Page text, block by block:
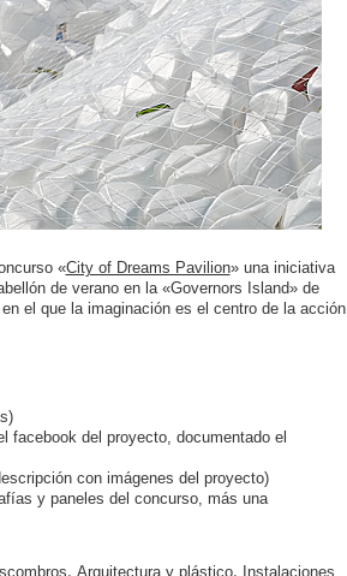
«City of Dreams Pavilion» una iniciativa
de verano en la «Governors Island» de
el que la imaginación es el centro de la acción
facebook del proyecto, documentado el
con imágenes del proyecto)
y paneles del concurso, más una
, Arquitectura y plástico, Instalaciones,